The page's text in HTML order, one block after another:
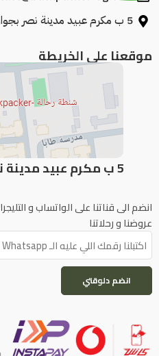
5 ب مكرم عبيد مدينة نصر بجوار جزارة آمان
موقعنا علي الخريطة
5 ب مكرم عبيد مدينة نصر بجوار جزارة آمان .
انضم الى قناتنا على الواتساب و
عروضنا و رحلاتنا